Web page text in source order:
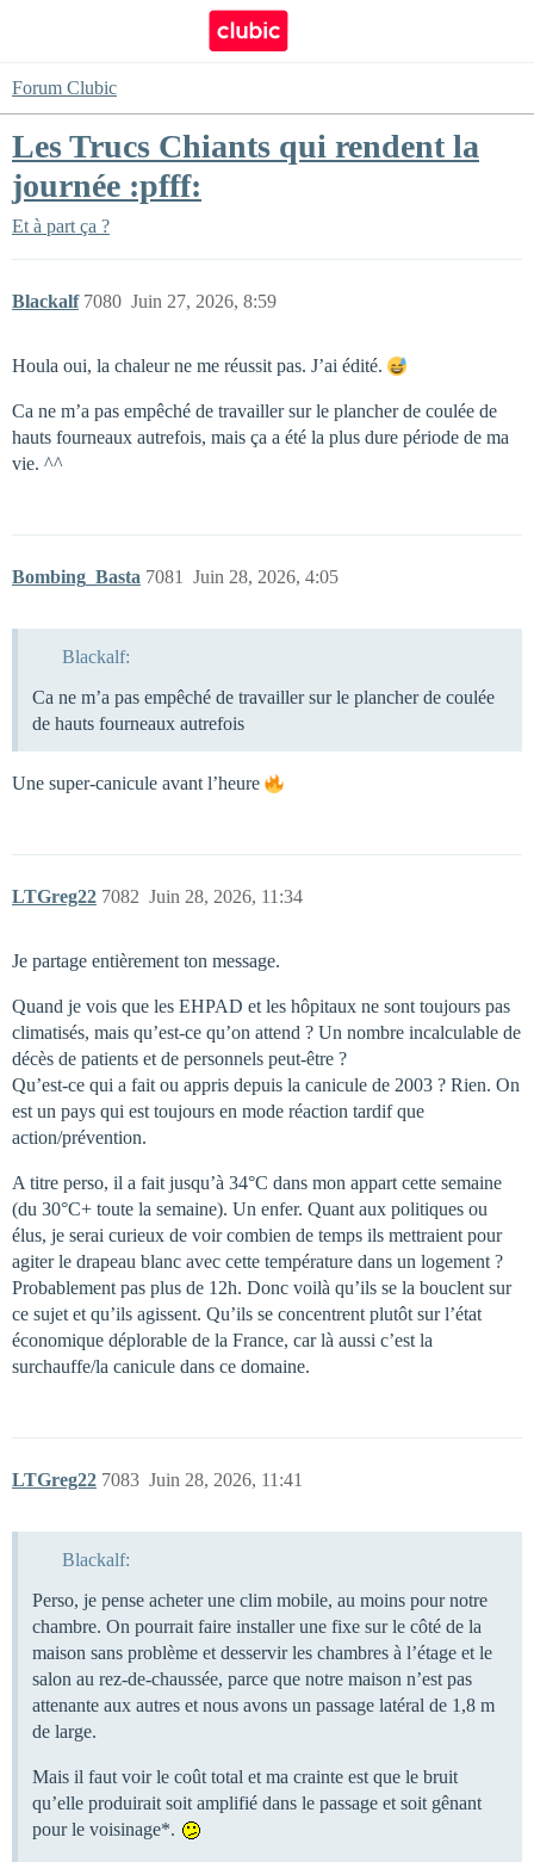
Forum Clubic
Les Trucs Chiants qui rendent la
journée :pfff:
Et à part ça ?
Blackalf Juin 27, 2026, 8:59
7080
Houla oui, la chaleur ne me réussit pas. J’ai édité.
Ca ne m’a pas empêché de travailler sur le plancher de coulée de
hauts fourneaux autrefois, mais ça a été la plus dure période de ma
vie. ^^
Bombing_Basta Juin 28, 2026, 4:05
7081
Blackalf:
Ca ne m’a pas empêché de travailler sur le plancher de coulée
de hauts fourneaux autrefois
Une super-canicule avant l’heure
LTGreg22 Juin 28, 2026, 11:34
7082
Je partage entièrement ton message.
Quand je vois que les EHPAD et les hôpitaux ne sont toujours pas
climatisés, mais qu’est-ce qu’on attend ? Un nombre incalculable de
décès de patients et de personnels peut-être ?
Qu’est-ce qui a fait ou appris depuis la canicule de 2003 ? Rien. On
est un pays qui est toujours en mode réaction tardif que
action/prévention.
A titre perso, il a fait jusqu’à 34°C dans mon appart cette semaine
(du 30°C+ toute la semaine). Un enfer. Quant aux politiques ou
élus, je serai curieux de voir combien de temps ils mettraient pour
agiter le drapeau blanc avec cette température dans un logement ?
Probablement pas plus de 12h. Donc voilà qu’ils se la bouclent sur
ce sujet et qu’ils agissent. Qu’ils se concentrent plutôt sur l’état
économique déplorable de la France, car là aussi c’est la
surchauffe/la canicule dans ce domaine.
LTGreg22 Juin 28, 2026, 11:41
7083
Blackalf:
Perso, je pense acheter une clim mobile, au moins pour notre
chambre. On pourrait faire installer une fixe sur le côté de la
maison sans problème et desservir les chambres à l’étage et le
salon au rez-de-chaussée, parce que notre maison n’est pas
attenante aux autres et nous avons un passage latéral de 1,8 m
de large.
Mais il faut voir le coût total et ma crainte est que le bruit
qu’elle produirait soit amplifié dans le passage et soit gênant
pour le voisinage*.